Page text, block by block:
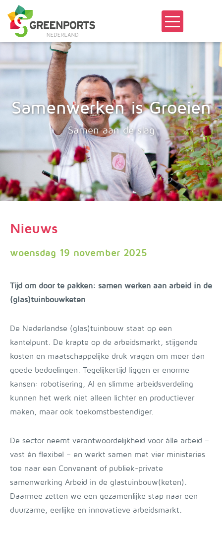
Samenwerken is Groeien
Samen aan de slag
Nieuws
woensdag 19 november 2025
Tijd om door te pakken: samen werken aan arbeid in de
(glas)tuinbouwketen
De Nederlandse (glas)tuinbouw staat op een
kantelpunt. De krapte op de arbeidsmarkt, stijgende
kosten en maatschappelijke druk vragen om meer dan
goede bedoelingen. Tegelijkertijd liggen er enorme
kansen: robotisering, AI en slimme arbeidsverdeling
kunnen het werk niet alleen lichter en productiever
maken, maar ook toekomstbestendiger.
De sector neemt verantwoordelijkheid voor álle arbeid –
vast én flexibel – en werkt samen met vier ministeries
toe naar een Convenant of publiek-private
samenwerking Arbeid in de glastuinbouw(keten).
Daarmee zetten we een gezamenlijke stap naar een
duurzame, eerlijke en innovatieve arbeidsmarkt.